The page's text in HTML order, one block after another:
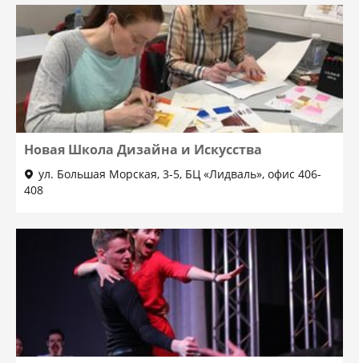
Новая Школа Дизайна и Искусства
ул. Большая Морская, 3-5, БЦ «Лидваль», офис 406-
408